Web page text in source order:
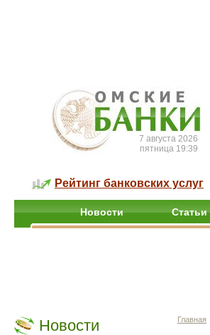
7 августа 2026
пятница 19:39
Рейтинг банковских услуг
Новости Статьи
Новости Главная